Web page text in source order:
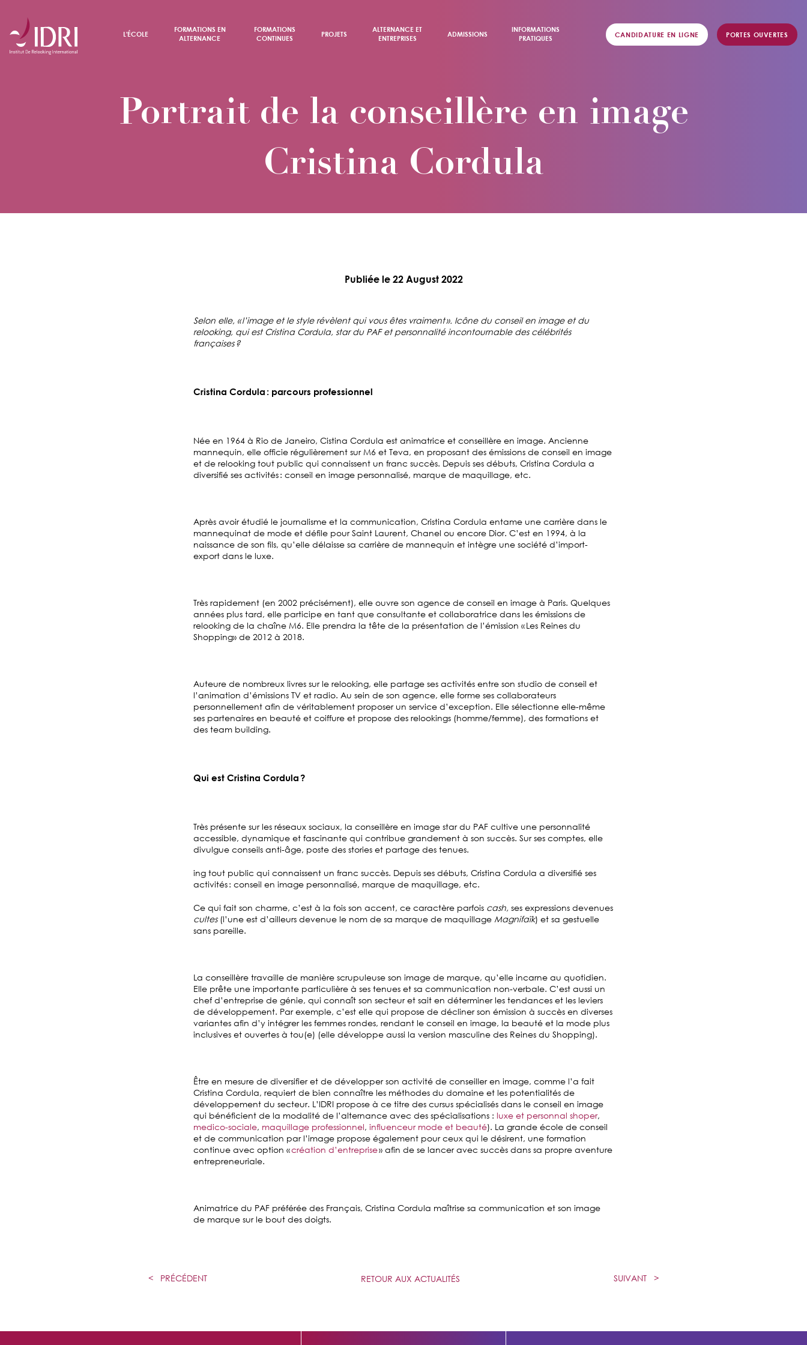
L'ÉCOLE
FORMATIONS EN
ALTERNANCE
FORMATIONS
CONTINUES
PROJETS
ALTERNANCE ET
ENTREPRISES
ADMISSIONS
INFORMATIONS
PRATIQUES
CANDIDATURE EN LIGNE PORTES OUVERTES
Portrait de la conseillère en image
Cristina Cordula
Publiée le 22 August 2022
Selon elle, « l’image et le style révèlent qui vous êtes vraiment ». Icône du conseil en image et du
relooking, qui est Cristina Cordula, star du PAF et personnalité incontournable des célébrités
françaises ?
Cristina Cordula : parcours professionnel
Née en 1964 à Rio de Janeiro, Cistina Cordula est animatrice et conseillère en image. Ancienne
mannequin, elle officie régulièrement sur M6 et Teva, en proposant des émissions de conseil en image
et de relooking tout public qui connaissent un franc succès. Depuis ses débuts, Cristina Cordula a
diversifié ses activités : conseil en image personnalisé, marque de maquillage, etc.
Après avoir étudié le journalisme et la communication, Cristina Cordula entame une carrière dans le
mannequinat de mode et défile pour Saint Laurent, Chanel ou encore Dior. C’est en 1994, à la
naissance de son fils, qu’elle délaisse sa carrière de mannequin et intègre une société d’import-
export dans le luxe.
Très rapidement (en 2002 précisément), elle ouvre son agence de conseil en image à Paris. Quelques
années plus tard, elle participe en tant que consultante et collaboratrice dans les émissions de
relooking de la chaîne M6. Elle prendra la tête de la présentation de l’émission « Les Reines du
Shopping» de 2012 à 2018.
Auteure de nombreux livres sur le relooking, elle partage ses activités entre son studio de conseil et
l’animation d’émissions TV et radio. Au sein de son agence, elle forme ses collaborateurs
personnellement afin de véritablement proposer un service d’exception. Elle sélectionne elle-même
ses partenaires en beauté et coiffure et propose des relookings (homme/femme), des formations et
des team building.
Qui est Cristina Cordula ?
Très présente sur les réseaux sociaux, la conseillère en image star du PAF cultive une personnalité
accessible, dynamique et fascinante qui contribue grandement à son succès. Sur ses comptes, elle
divulgue conseils anti-âge, poste des stories et partage des tenues.
ing tout public qui connaissent un franc succès. Depuis ses débuts, Cristina Cordula a diversifié ses
activités : conseil en image personnalisé, marque de maquillage, etc.
Ce qui fait son charme, c’est à la fois son accent, ce caractère parfois cash, ses expressions devenues
cultes(l’une est d’ailleurs devenue le nom de sa marque de maquillage Magnifaïk) et sa gestuelle
sans pareille.
La conseillère travaille de manière scrupuleuse son image de marque, qu’elle incarne au quotidien.
Elle prête une importante particulière à ses tenues et sa communication non-verbale. C’est aussi un
chef d’entreprise de génie, qui connaît son secteur et sait en déterminer les tendances et les leviers
de développement. Par exemple, c’est elle qui propose de décliner son émission à succès en diverses
variantes afin d’y intégrer les femmes rondes, rendant le conseil en image, la beauté et la mode plus
inclusives et ouvertes à tou(e) (elle développe aussi la version masculine des Reines du Shopping).
Être en mesure de diversifier et de développer son activité de conseiller en image, comme l’a fait
Cristina Cordula, requiert de bien connaître les méthodes du domaine et les potentialités de
développement du secteur. L’IDRI propose à ce titre des cursus spécialisés dans le conseil en image
qui bénéficient de la modalité de l’alternance avec des spécialisations : luxe et personnal shoper,
medico-sociale, maquillage professionnel, influenceur mode et beauté). La grande école de conseil
et de communication par l’image propose également pour ceux qui le désirent, une formation
continue avec option «création d’entreprise» afin de se lancer avec succès dans sa propre aventure
entrepreneuriale.
Animatrice du PAF préférée des Français, Cristina Cordula maîtrise sa communication et son image
de marque sur le bout des doigts.
< PRÉCÉDENT RETOUR AUX ACTUALITÉS SUIVANT >